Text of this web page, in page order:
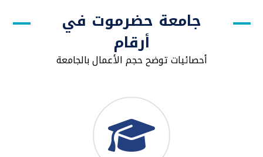
جامعة حضرموت في
أرقام
أحصائيات توضح حجم الأعمال بالجامعة